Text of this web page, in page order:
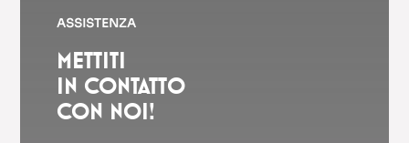
ASSISTENZA
METTITI
IN CONTATTO
CON NOI!